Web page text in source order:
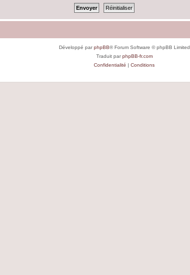
Développé parphpBB® Forum Software © phpBB Limited
Traduit parphpBB-fr.com
Confidentialité | Conditions